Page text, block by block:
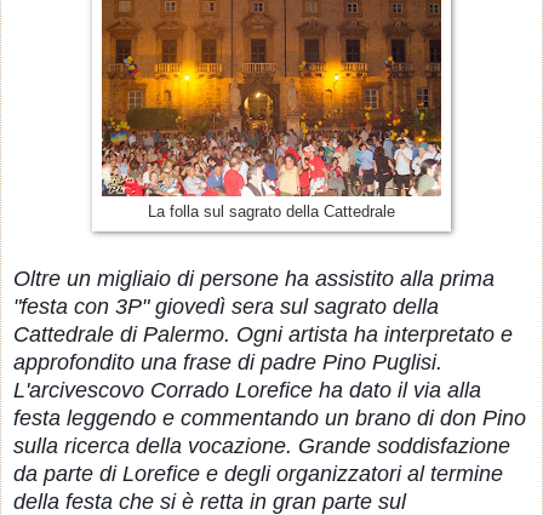
La folla sul sagrato della Cattedrale
Oltre un migliaio di persone ha assistito alla prima
"festa con 3P" giovedì sera sul sagrato della
Cattedrale di Palermo. Ogni artista ha interpretato e
approfondito una frase di padre Pino Puglisi.
L'arcivescovo Corrado Lorefice ha dato il via alla
festa leggendo e commentando un brano di don Pino
sulla ricerca della vocazione. Grande soddisfazione
da parte di Lorefice e degli organizzatori al termine
della festa che si è retta in gran parte sul